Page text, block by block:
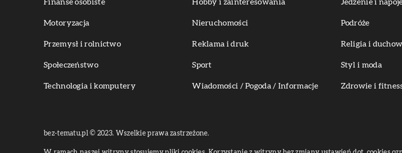
Finanse osobiste Hobby i zainteresowania Jedzenie i
Motoryzacja Nieruchomości Podróże
Przemysł i rolnictwo Reklama i druk Religia i
Społeczeństwo Sport Styl i moda
Technologia i komputery Wiadomości / Pogoda / Informacje Zdrowie i
bez-tematu.pl © 2023. Wszelkie prawa zastrzeżone.